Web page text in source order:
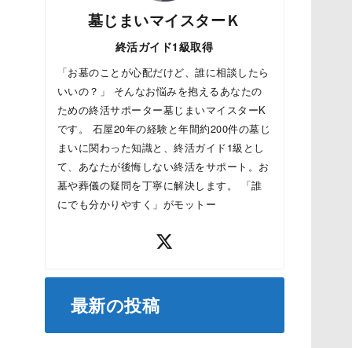
墓じまいマイスターＫ
終活ガイド1級取得
「お墓のことが心配だけど、誰に相談したら
いいの？」 そんなお悩みを抱えるあなたの
ための終活サポーター墓じまいマイスターK
です。 石屋20年の経験と年間約200件の墓じ
まいに関わった知識と、終活ガイド1級とし
て、あなたが後悔しない終活をサポート。お
墓や葬儀の疑問を丁寧に解決します。 「誰
にでも分かりやすく」がモットー
最新の投稿